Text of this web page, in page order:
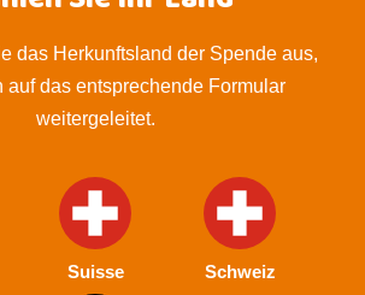
das Herkunftsland der Spende aus,
auf das entsprechende Formular
weitergeleitet.
Suisse Schweiz